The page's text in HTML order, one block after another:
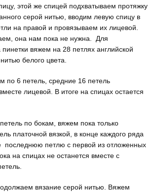
этой же спицей подхватываем протяжку
серой нитью, вводим левую спицу в
на правой и провязываем их лицевой.
она нам пока не нужна. Для
вяжем на 28 петлях английской
белого цвета.
по 6 петель, средние 16 петель
лицевой. В итоге на спицах остается
по бокам, вяжем пока только
платочной вязкой, в конце каждого ряда
последнюю петлю с первой из отложенных
на спицах не останется вместе с
вязание серой нитью. Вяжем